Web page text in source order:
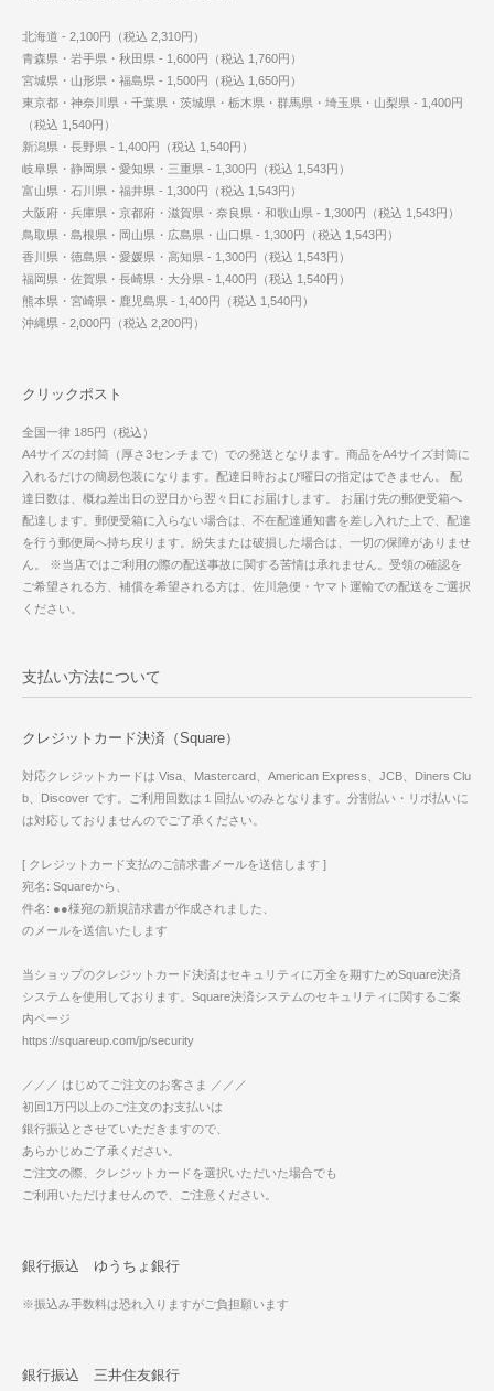
北海道 - 2,100円（税込 2,310円）
青森県・岩手県・秋田県 - 1,600円（税込 1,760円）
宮城県・山形県・福島県 - 1,500円（税込 1,650円）
東京都・神奈川県・千葉県・茨城県・栃木県・群馬県・埼玉県・山梨県 - 1,400円
（税込 1,540円）
新潟県・長野県 - 1,400円（税込 1,540円）
岐阜県・静岡県・愛知県・三重県 - 1,300円（税込 1,543円）
富山県・石川県・福井県 - 1,300円（税込 1,543円）
大阪府・兵庫県・京都府・滋賀県・奈良県・和歌山県 - 1,300円（税込 1,543円）
鳥取県・島根県・岡山県・広島県・山口県 - 1,300円（税込 1,543円）
香川県・徳島県・愛媛県・高知県 - 1,300円（税込 1,543円）
福岡県・佐賀県・長崎県・大分県 - 1,400円（税込 1,540円）
熊本県・宮崎県・鹿児島県 - 1,400円（税込 1,540円）
沖縄県 - 2,000円（税込 2,200円）
クリックポスト
全国一律 185円（税込）
A4サイズの封筒（厚さ3センチまで）での発送となります。商品をA4サイズ封筒に
入れるだけの簡易包装になります。配達日時および曜日の指定はできません。 配
達日数は、概ね差出日の翌日から翌々日にお届けします。 お届け先の郵便受箱へ
配達します。郵便受箱に入らない場合は、不在配達通知書を差し入れた上で、配達
を行う郵便局へ持ち戻ります。紛失または破損した場合は、一切の保障がありませ
ん。 ※当店ではご利用の際の配送事故に関する苦情は承れません。受領の確認を
ご希望される方、補償を希望される方は、佐川急便・ヤマト運輸での配送をご選択
ください。
支払い方法について
クレジットカード決済（Square）
対応クレジットカードは Visa、Mastercard、American Express、JCB、Diners Clu
b、Discover です。ご利用回数は１回払いのみとなります。分割払い・リボ払いに
は対応しておりませんのでご了承ください。
[ クレジットカード支払のご請求書メールを送信します ]
宛名: Squareから、
件名: ●●様宛の新規請求書が作成されました、
のメールを送信いたします
当ショップのクレジットカード決済はセキュリティに万全を期すためSquare決済
システムを使用しております。Square決済システムのセキュリティに関するご案
内ページ
https://squareup.com/jp/security
／／／ はじめてご注文のお客さま ／／／
初回1万円以上のご注文のお支払いは
銀行振込とさせていただきますので、
あらかじめご了承ください。
ご注文の際、クレジットカードを選択いただいた場合でも
ご利用いただけませんので、ご注意ください。
銀行振込 ゆうちょ銀行
※振込み手数料は恐れ入りますがご負担願います
銀行振込 三井住友銀行